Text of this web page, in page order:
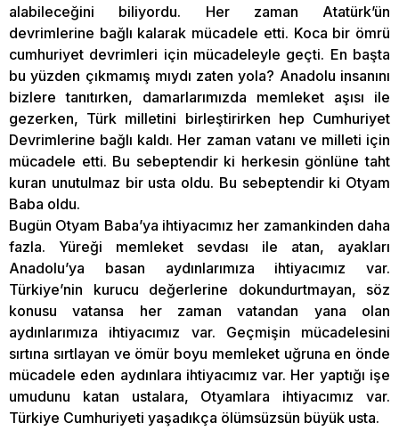
alabileceğini biliyordu. Her zaman Atatürk’ün
devrimlerine bağlı kalarak mücadele etti. Koca bir ömrü
cumhuriyet devrimleri için mücadeleyle geçti. En başta
bu yüzden çıkmamış mıydı zaten yola? Anadolu insanını
bizlere tanıtırken, damarlarımızda memleket aşısı ile
gezerken, Türk milletini birleştirirken hep Cumhuriyet
Devrimlerine bağlı kaldı. Her zaman vatanı ve milleti için
mücadele etti. Bu sebeptendir ki herkesin gönlüne taht
kuran unutulmaz bir usta oldu. Bu sebeptendir ki Otyam
Baba oldu.
Bugün Otyam Baba’ya ihtiyacımız her zamankinden daha
fazla. Yüreği memleket sevdası ile atan, ayakları
Anadolu’ya basan aydınlarımıza ihtiyacımız var.
Türkiye’nin kurucu değerlerine dokundurtmayan, söz
konusu vatansa her zaman vatandan yana olan
aydınlarımıza ihtiyacımız var. Geçmişin mücadelesini
sırtına sırtlayan ve ömür boyu memleket uğruna en önde
mücadele eden aydınlara ihtiyacımız var. Her yaptığı işe
umudunu katan ustalara, Otyamlara ihtiyacımız var.
Türkiye Cumhuriyeti yaşadıkça ölümsüzsün büyük usta.